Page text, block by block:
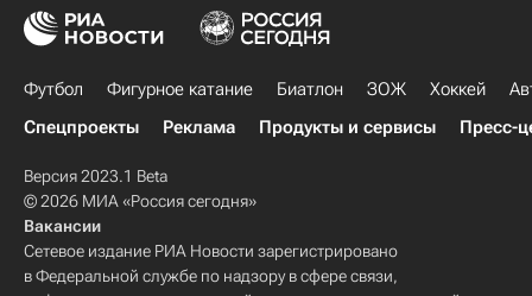
Футбол Фигурное катание Биатлон ЗОЖ Хоккей
Спецпроекты
Реклама Продукты и сервисы Пресс-
Версия 2023.1 Beta
© 2026 МИА «Россия сегодня»
Вакансии
Сетевое издание РИА Новости зарегистрировано
в Федеральной службе по надзору в сфере связи,